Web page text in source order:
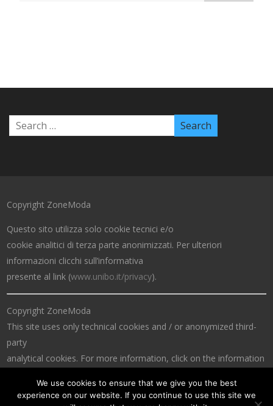
Copyright ZoneModa
Questo sito utilizza solo cookie tecnici e/o
cookie analitici di terza parte anonimizzati. Per ulteriori
informazioni clicchi sull’informativa
presente al link (www.unibo.it/privacy).
Copyright ZoneModa
This site uses only technical cookies and / or anonymized third-
party
analytical cookies. For more information, click on the information
We use cookies to ensure that we give you the best
experience on our website. If you continue to use this site we